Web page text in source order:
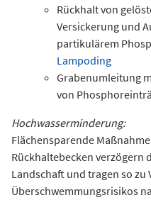
Rückhalt von
Versickerung und
partikulärem
Lampoding
Grabenumleitung
von
Hochwasserminderung:
Flächensparende
Rückhaltebecken verzögern
Landschaft und tragen so zu
Überschwemmungsrisikos